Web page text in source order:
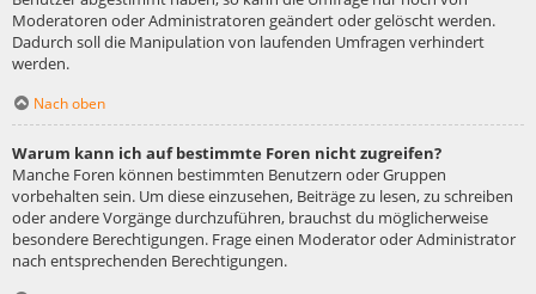
Moderatoren oder Administratoren geändert oder gelöscht werden.
Dadurch soll die Manipulation von laufenden Umfragen verhindert
werden.
Nach oben
Warum kann ich auf bestimmte Foren nicht zugreifen?
Manche Foren können bestimmten Benutzern oder Gruppen
vorbehalten sein. Um diese einzusehen, Beiträge zu lesen, zu schreiben
oder andere Vorgänge durchzuführen, brauchst du möglicherweise
besondere Berechtigungen. Frage einen Moderator oder Administrator
nach entsprechenden Berechtigungen.